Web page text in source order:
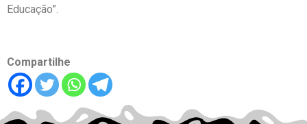
Educação”.
Compartilhe